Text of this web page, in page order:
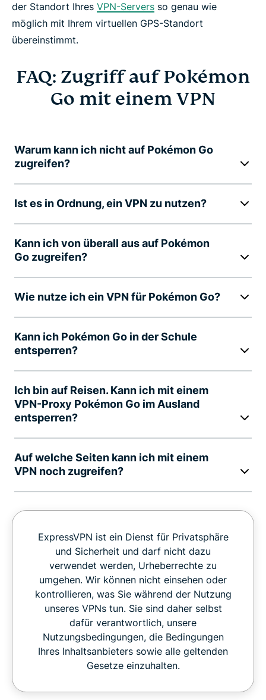
der Standort Ihres VPN-Servers so genau wie
möglich mit Ihrem virtuellen GPS-Standort
übereinstimmt.
FAQ: Zugriff auf Pokémon
Go mit einem VPN
Warum kann ich nicht auf Pokémon Go
zugreifen?
Ist es in Ordnung, ein VPN zu nutzen?
Kann ich von überall aus auf Pokémon
Go zugreifen?
Wie nutze ich ein VPN für Pokémon Go?
Kann ich Pokémon Go in der Schule
entsperren?
Ich bin auf Reisen. Kann ich mit einem
VPN-Proxy Pokémon Go im Ausland
entsperren?
Auf welche Seiten kann ich mit einem
VPN noch zugreifen?
ExpressVPN ist ein Dienst für Privatsphäre
und Sicherheit und darf nicht dazu
verwendet werden, Urheberrechte zu
umgehen. Wir können nicht einsehen oder
kontrollieren, was Sie während der Nutzung
unseres VPNs tun. Sie sind daher selbst
dafür verantwortlich, unsere
Nutzungsbedingungen, die Bedingungen
Ihres Inhaltsanbieters sowie alle geltenden
Gesetze einzuhalten.